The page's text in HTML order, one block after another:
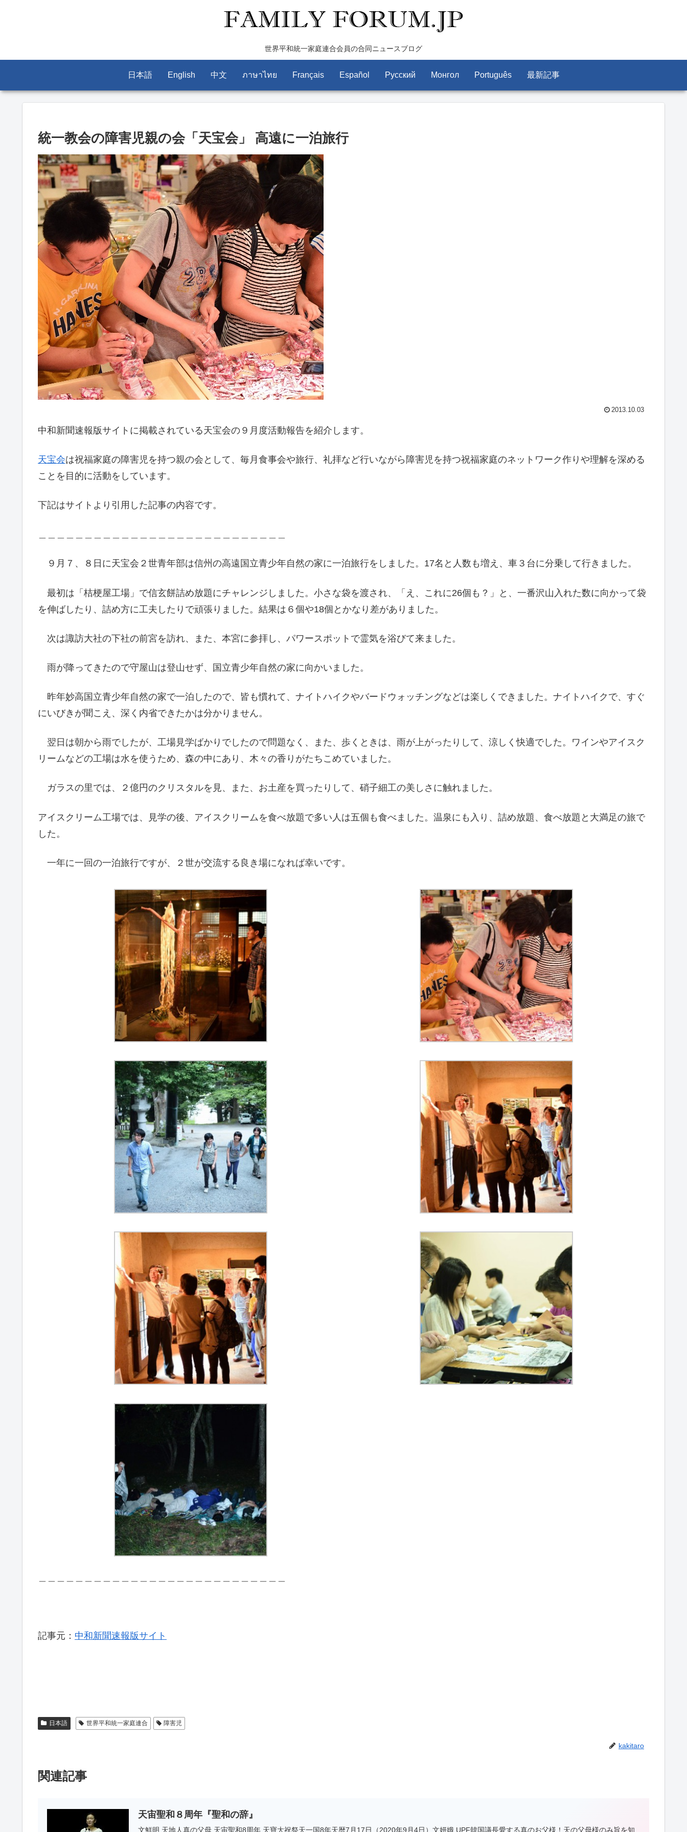
世界平和統一家庭連合会員の合同ニュースブログ
日本語 English 中文 ภาษาไทย Français Español Pусский Монгол Português 最新記事
統一教会の障害児親の会「天宝会」 高遠に一泊旅行
2013.10.03
中和新聞速報版サイトに掲載されている天宝会の９月度活動報告を紹介します。
天宝会は祝福家庭の障害児を持つ親の会として、毎月食事会や旅行、礼拝など行いながら障害児を持つ祝福家庭のネットワーク作りや理解を深める
ことを目的に活動をしています。
下記はサイトより引用した記事の内容です。
９月７、８日に天宝会２世青年部は信州の高遠国立青少年自然の家に一泊旅行をしました。17名と人数も増え、車３台に分乗して行きました。
最初は「桔梗屋工場」で信玄餅詰め放題にチャレンジしました。小さな袋を渡され、「え、これに26個も？」と、一番沢山入れた数に向かって袋
を伸ばしたり、詰め方に工夫したりで頑張りました。結果は６個や18個とかなり差がありました。
次は諏訪大社の下社の前宮を訪れ、また、本宮に参拝し、パワースポットで霊気を浴びて来ました。
雨が降ってきたので守屋山は登山せず、国立青少年自然の家に向かいました。
昨年妙高国立青少年自然の家で一泊したので、皆も慣れて、ナイトハイクやバードウォッチングなどは楽しくできました。ナイトハイクで、すぐ
にいびきが聞こえ、深く内省できたかは分かりません。
翌日は朝から雨でしたが、工場見学ばかりでしたので問題なく、また、歩くときは、雨が上がったりして、涼しく快適でした。ワインやアイスク
リームなどの工場は水を使うため、森の中にあり、木々の香りがたちこめていました。
ガラスの里では、２億円のクリスタルを見、また、お土産を買ったりして、硝子細工の美しさに触れました。
アイスクリーム工場では、見学の後、アイスクリームを食べ放題で多い人は五個も食べました。温泉にも入り、詰め放題、食べ放題と大満足の旅で
した。
一年に一回の一泊旅行ですが、２世が交流する良き場になれば幸いです。
記事元： 中和新聞速報版サイト
日本語 世界平和統一家庭連合 障害児
kakitaro
関連記事
天宙聖和８周年『聖和の辞』
文鮮明 天地人真の父母 天宙聖和8周年 天寶大祝祭天一国8年天暦7月17日（2020年9月4日）文妍娥 UPF韓国議長愛する真のお父様！天の父母様のみ旨を知